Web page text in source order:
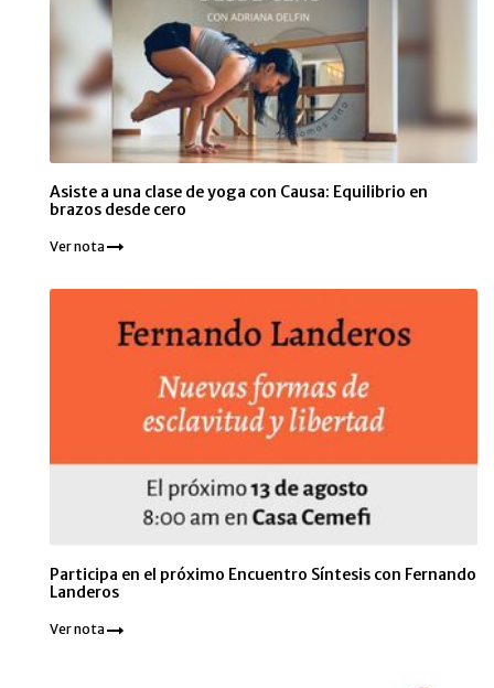
Asiste a una clase de yoga con Causa: Equilibrio en
brazos desde cero
Ver nota
Participa en el próximo Encuentro Síntesis con Fernando
Landeros
Ver nota